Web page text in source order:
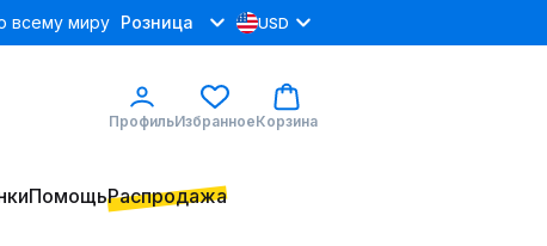
всему миру Розница USD
ПрофильИзбранноеКорзина
ПомощьРаспродажа